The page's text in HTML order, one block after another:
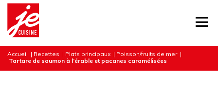
Accueil | Recettes | Plats principaux | Poisson/fruits de mer |
Tartare de saumon à l’érable et pacanes caramélisées